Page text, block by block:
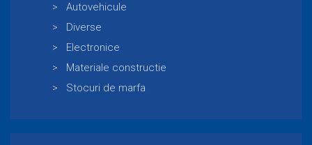
Autovehicule
Diverse
Electronice
Materiale constructie
Stocuri de marfa